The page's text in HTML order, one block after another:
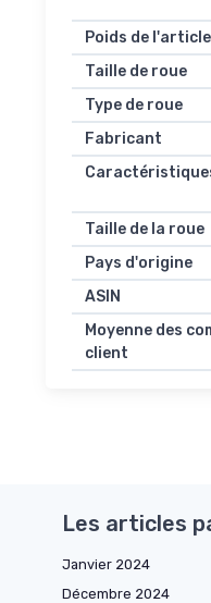
Poids de l'article
Taille de roue
Type de roue
Fabricant
Taille de la roue
Pays d'origine
ASIN
Moyenne des
client
Les articles
Janvier 2024
Décembre 2024